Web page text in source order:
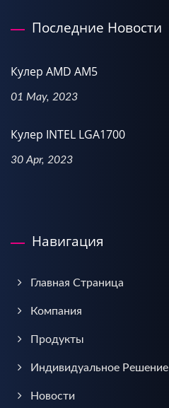
Последние Новости
Кулер AMD AM5
01 May, 2023
Кулер INTEL LGA1700
30 Apr, 2023
Навигация
Главная Страница
Компания
Продукты
Индивидуальное Решение
Новости